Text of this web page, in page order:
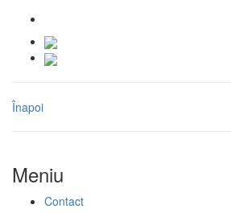
Înapoi
Meniu
Contact